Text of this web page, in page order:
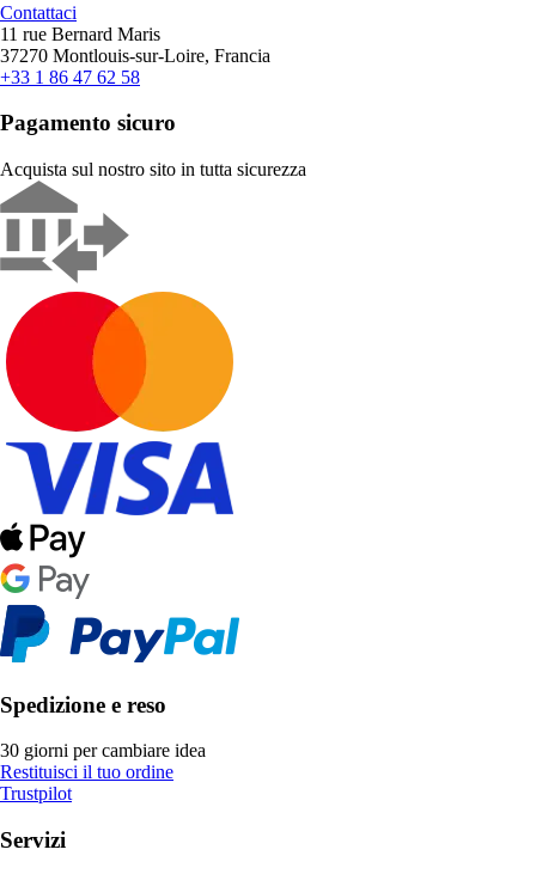
Contattaci
11 rue Bernard Maris
37270 Montlouis-sur-Loire, Francia
+33 1 86 47 62 58
Pagamento sicuro
Acquista sul nostro sito in tutta sicurezza
Spedizione e reso
30 giorni per cambiare idea
Restituisci il tuo ordine
Trustpilot
Servizi